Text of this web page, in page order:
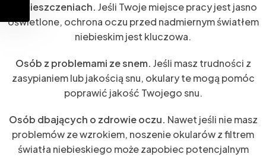
pomieszczeniach. Jeśli Twoje miejsce pracy jest jasno
oświetlone, ochrona oczu przed nadmiernym światłem
niebieskim jest kluczowa.
Osób z problemami ze snem. Jeśli masz trudności z
zasypianiem lub jakością snu, okulary te mogą pomóc
poprawić jakość Twojego snu.
Osób dbających o zdrowie oczu. Nawet jeśli nie masz
problemów ze wzrokiem, noszenie okularów z filtrem
światła niebieskiego może zapobiec potencjalnym